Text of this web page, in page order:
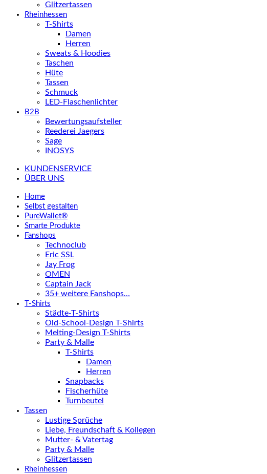
Glitzertassen
Rheinhessen
T-Shirts
Damen
Herren
Sweats & Hoodies
Taschen
Hüte
Tassen
Schmuck
LED-Flaschenlichter
B2B
Bewertungsaufsteller
Reederei Jaegers
Sage
INOSYS
KUNDENSERVICE
ÜBER UNS
Home
Selbst gestalten
PureWallet®
Smarte Produkte
Fanshops
Technoclub
Eric SSL
Jay Frog
OMEN
Captain Jack
35+ weitere Fanshops…
T-Shirts
Städte-T-Shirts
Old-School-Design T-Shirts
Melting-Design T-Shirts
Party & Malle
T-Shirts
Damen
Herren
Snapbacks
Fischerhüte
Turnbeutel
Tassen
Lustige Sprüche
Liebe, Freundschaft & Kollegen
Mutter- & Vatertag
Party & Malle
Glitzertassen
Rheinhessen